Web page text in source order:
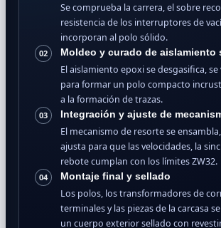
Se comprueba la carrera, el sobre
resistencia de los interruptores de
incorporan al polo sólido.
02 Moldeo y curado de aislamiento
El aislamiento epoxi se desgasifica, se
para formar un polo compacto
a la formación de trazas.
03 Integración y ajuste de
El mecanismo de resorte se
ajusta para que las velocidades, la
rebote cumplan con los límites ZW32.
04 Montaje final y sellado
Los polos, los transformadores de
terminales y las piezas de la carcasa
un cuerpo exterior sellado con